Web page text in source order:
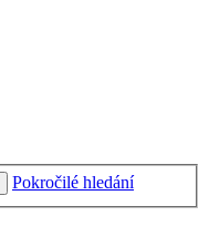
Pokročilé hledání